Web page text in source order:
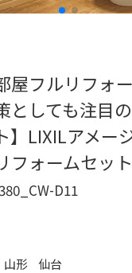
屋フルリフォ
としても注目
】LIXILアメー
フォームセット
D11
山形 仙台